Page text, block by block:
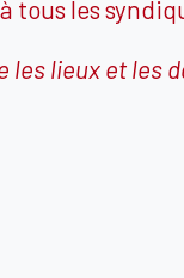
tous les
les lieux et les